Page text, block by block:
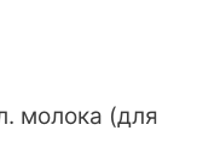
молока (для